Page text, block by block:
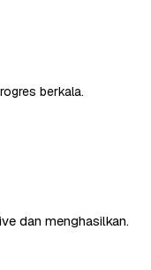
berkala.
dan menghasilkan.